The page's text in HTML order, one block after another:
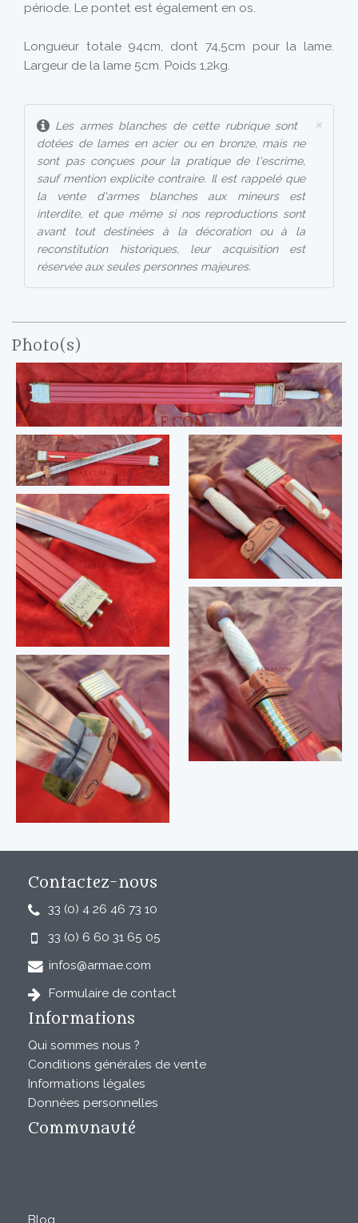
période. Le pontet est également en os.
Longueur totale 94cm, dont 74,5cm pour la lame.
Largeur de la lame 5cm. Poids 1,2kg.
×
Les armes blanches de cette rubrique sont
dotées de lames en acier ou en bronze, mais ne
sont pas conçues pour la pratique de l'escrime,
sauf mention explicite contraire. Il est rappelé que
la vente d'armes blanches aux mineurs est
interdite, et que même si nos reproductions sont
avant tout destinées à la décoration ou à la
reconstitution historiques, leur acquisition est
réservée aux seules personnes majeures.
Photo(s)
Contactez-nous
33 (0) 4 26 46 73 10
33 (0) 6 60 31 65 05
infos@armae.com
Formulaire de contact
Informations
Qui sommes nous ?
Conditions générales de vente
Informations légales
Données personnelles
Communauté